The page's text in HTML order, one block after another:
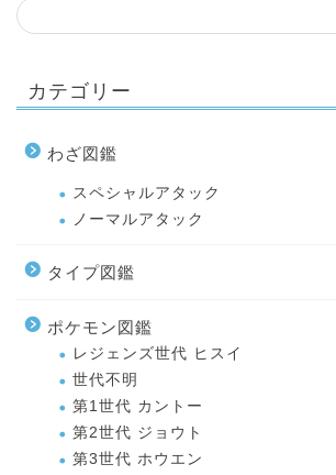
カテゴリー
わざ図鑑
スペシャルアタック
ノーマルアタック
タイプ図鑑
ポケモン図鑑
レジェンズ世代 ヒスイ
世代不明
第1世代 カントー
第2世代 ジョウト
第3世代 ホウエン